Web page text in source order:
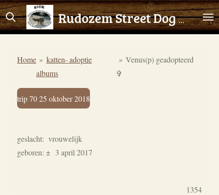
Ga
direct
hoofdinhoud
Rudozem Street Dog Rescue
Home » katten- adoptie
albums
» Venus(p) geadopteerd
✞
trip 70 25 oktober 2018
geslacht: vrouwelijk
geboren: ± 3 april 2017
1354